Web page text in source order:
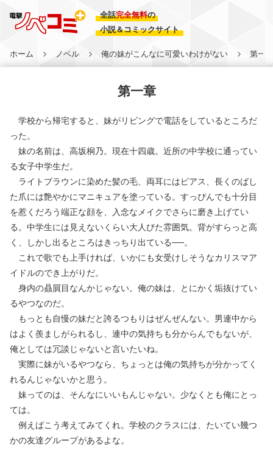
全話完全無料の
小説＆コミックサイト
ホーム ノベル 俺の妹がこんなに可愛いわけがない 第一章
第一章
学校から帰宅すると、妹がリビングで電話をしているところだ
った。
妹の名前は、高坂桐乃。現在十四歳。近所の中学校に通ってい
る女子中学生だ。
ライトブラウンに染めた髪の毛、両耳にはピアス、長くのばし
た爪には艶やかにマニキュアを塗っている。すっぴんでも十分目
を惹くだろう端正な顔を、入念なメイクでさらに磨き上げてい
る。中学生には見えないくらい大人びた雰囲気。背がすらっと高
く、しかし出るところはきっちり出ている──。
これで歌でも上手ければ、いかにも女受けしそうなカリスマア
イドルのでき上がりだ。
身内の贔屓目なんかじゃない。俺の妹は、とにかく垢抜けてい
るやつなのだ。
もっとも自慢の妹だと誇るつもりはぜんぜんない。男連中から
はよく羨ましがられるし、連中の気持ちも分からんでもないが、
俺としては冗談じゃないと言いたいね。
実際に妹がいるやつなら、ちょっとは俺の気持ちが分かってく
れるんじゃないかと思う。
妹ってのは、そんなにいいもんじゃない。少なくとも俺にとっ
ては。
例えばこう考えてみてくれ。学校のクラスには、たいてい幾つ
かの友達グループがあるよな。